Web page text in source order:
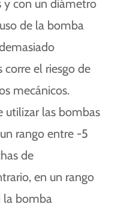
y con un diámetro
de la bomba
corre el riesgo de
mecánicos.
utilizar las bombas
rango entre -5
de
en un rango
la bomba